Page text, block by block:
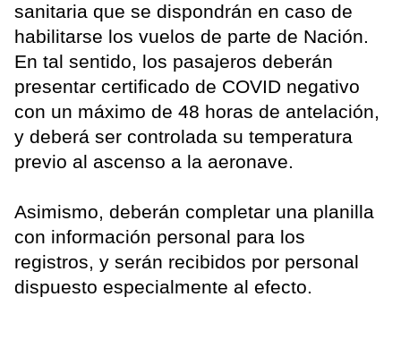
sanitaria que se dispondrán en caso de
habilitarse los vuelos de parte de Nación.
En tal sentido, los pasajeros deberán
presentar certificado de COVID negativo
con un máximo de 48 horas de antelación,
y deberá ser controlada su temperatura
previo al ascenso a la aeronave.
Asimismo, deberán completar una planilla
con información personal para los
registros, y serán recibidos por personal
dispuesto especialmente al efecto.